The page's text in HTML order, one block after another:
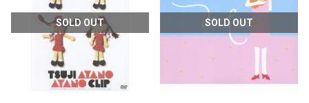
SOLD OUT SOLD OUT